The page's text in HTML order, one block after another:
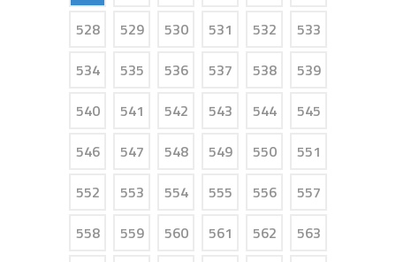
528
529 530 531 532
533
534
535 536 537 538
539
540
541 542 543 544
545
546
547 548 549 550
551
552
553 554 555 556
557
558
559 560 561 562
563